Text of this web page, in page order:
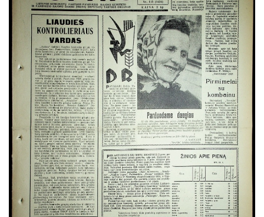
Lapkritis
Gruodis
1970
1969
1968
1967
1966
1965
1964